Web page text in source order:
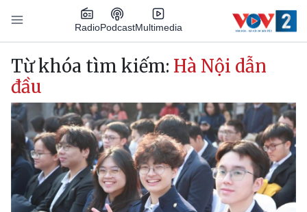
Nhảy đến nội dung
RadioPodcastMultimedia
Main navigation
Từ khóa tìm kiếm: Hà Nội dẫn
đầu